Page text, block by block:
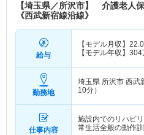
【埼玉県／所沢市】 介護老人
《西武新宿線沿線》
給与
【モデル月収】 22.0
【モデル年収】 304
勤務地
埼玉県 所沢市 西武
10分）
仕事内容
施設内でのリハビ
常生活全般の動作